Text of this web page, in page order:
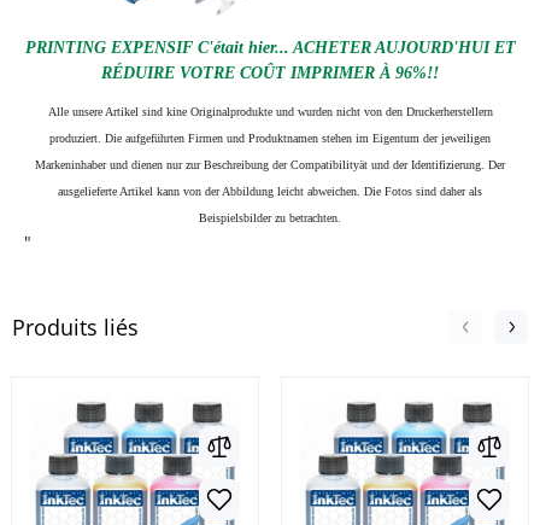
PRINTING EXPENSIF C'était hier... ACHETER AUJOURD'HUI ET
RÉDUIRE VOTRE COÛT IMPRIMER À 96%!!
Alle unsere Artikel sind kine Originalprodukte und wurden nicht von den Druckerherstellern
produziert. Die aufgeführten Firmen und Produktnamen stehen im Eigentum der jeweiligen
Markeninhaber und dienen nur zur Beschreibung der Compatibilityät und der Identifizierung. Der
ausgelieferte Artikel kann von der Abbildung leicht abweichen. Die Fotos sind daher als
Beispielsbilder zu betrachten.
"
Produits liés